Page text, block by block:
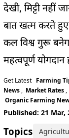
देखी, मिट्टी नहीं
बात खत्म करते
कल विश्व गुरू
महत्वपूर्ण योगदान
Get Latest Farming
News , Market Rates ,
Organic Farming
Published: 21 Mar,
Topics: